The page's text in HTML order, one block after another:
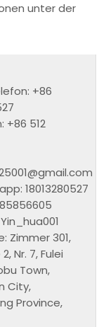
unter der
+86
+86 512
18013280527
Zimmer 301,
Nr. 7, Fulei
Town,
City,
Province,